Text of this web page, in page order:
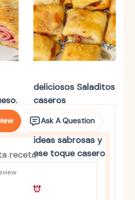
deliciosos Saladitos
caseros
irresistibles:
rellenos fáciles,
ideas sabrosas y
ese toque casero
Ask A Question
receta